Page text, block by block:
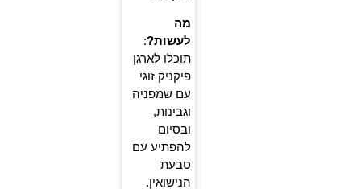
מה
לעשות?:
תוכלו לארגן
פיקניק זוגי
עם שמפניה
וגבינות,
ובסיום
להפתיע עם
טבעת
הנישואין.